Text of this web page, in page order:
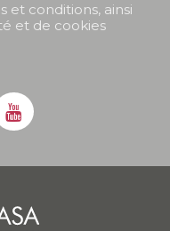
et conditions, ainsi
et de cookies